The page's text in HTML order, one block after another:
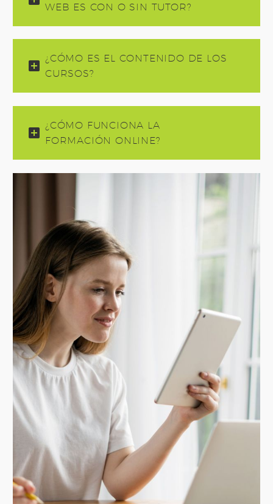
WEB ES CON O SIN TUTOR?
¿CÓMO ES EL CONTENIDO DE LOS
CURSOS?
¿CÓMO FUNCIONA LA
FORMACIÓN ONLINE?